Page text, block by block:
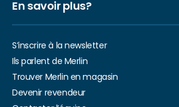
En savoir plus?
S’inscrire à la newsletter
Ils parlent de Merlin
Trouver Merlin en magasin
Devenir revendeur